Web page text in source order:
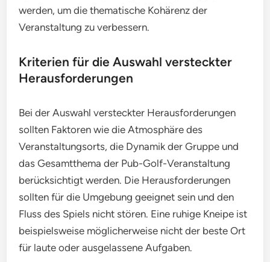
werden, um die thematische Kohärenz der
Veranstaltung zu verbessern.
Kriterien für die Auswahl versteckter
Herausforderungen
Bei der Auswahl versteckter Herausforderungen
sollten Faktoren wie die Atmosphäre des
Veranstaltungsorts, die Dynamik der Gruppe und
das Gesamtthema der Pub-Golf-Veranstaltung
berücksichtigt werden. Die Herausforderungen
sollten für die Umgebung geeignet sein und den
Fluss des Spiels nicht stören. Eine ruhige Kneipe ist
beispielsweise möglicherweise nicht der beste Ort
für laute oder ausgelassene Aufgaben.